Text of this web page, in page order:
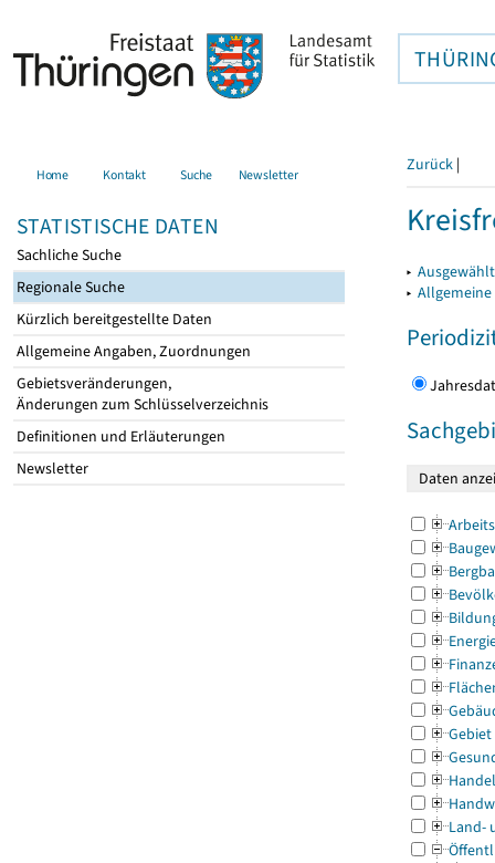
Home Kontakt Suche Newsletter
STATISTISCHE DATEN
Sachliche Suche
Regionale Suche
Kürzlich bereitgestellte Daten
Allgemeine Angaben, Zuordnungen
Gebietsveränderungen,
Änderungen zum Schlüsselverzeichnis
Definitionen und Erläuterungen
Newsletter
Zurück |
▸
▸
Gebiet
Land-